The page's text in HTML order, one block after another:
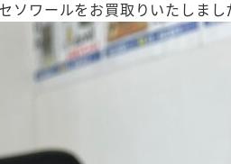
ワールをお買取りいたしまし